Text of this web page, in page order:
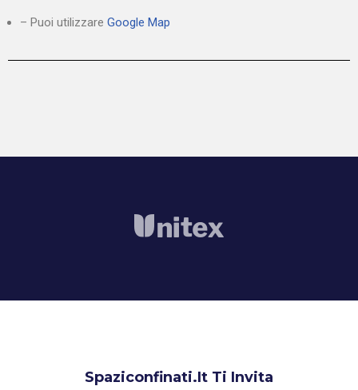
– Puoi utilizzare Google Map
Spaziconfinati.it Ti Invita